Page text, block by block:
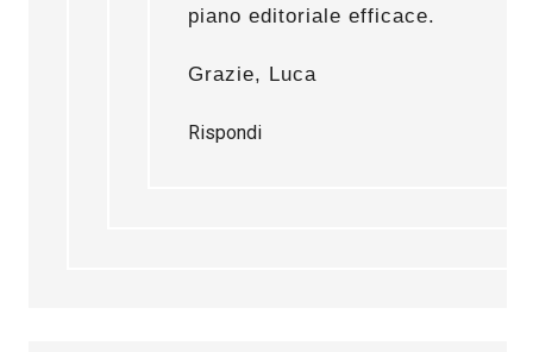
piano editoriale efficace.
Grazie, Luca
Rispondi